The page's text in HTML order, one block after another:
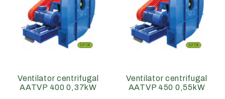
Ventilator centrifugal
AATVP 400 0,37kW
Ventilator centrifugal
AATVP 450 0,55kW